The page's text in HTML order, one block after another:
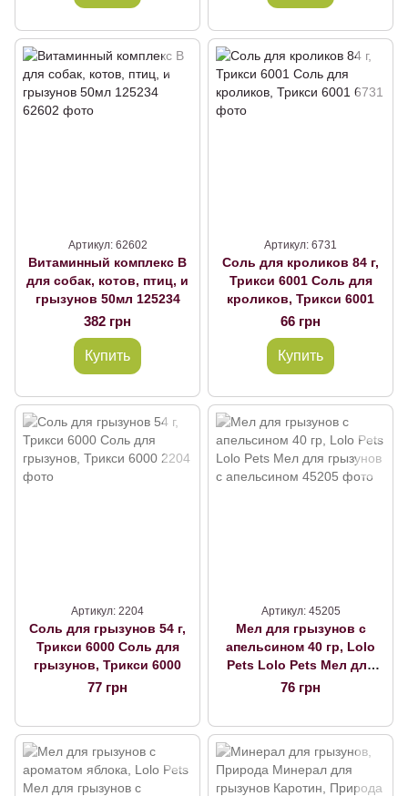
Артикул: 62602
Витаминный комплекс В
для собак, котов, птиц, и
грызунов 50мл 125234
382 грн
Купить
Артикул: 6731
Соль для кроликов 84 г,
Трикси 6001 Соль для
кроликов, Трикси 6001
66 грн
Купить
Артикул: 2204
Соль для грызунов 54 г,
Трикси 6000 Соль для
грызунов, Трикси 6000
77 грн
Артикул: 45205
Мел для грызунов с
апельсином 40 гр, Lolo
Pets Lolo Pets Мел для
грызунов с апельсином
76 грн